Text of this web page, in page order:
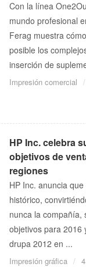
Con la línea
mundo profesional
Ferag muestra
posible los
inserción de
Impresión comercial
HP Inc. celebra
objetivos de
regiones
HP Inc. anuncia
histórico,
nunca la compañía,
objetivos para 2016
drupa 2012 en ...
Impresión gráfica